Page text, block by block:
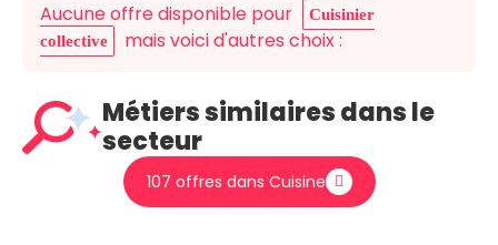
Aucune offre disponible pour
Cuisinier
collective
mais voici d'autres choix :
Métiers similaires dans le
secteur
107 offres dans Cuisine